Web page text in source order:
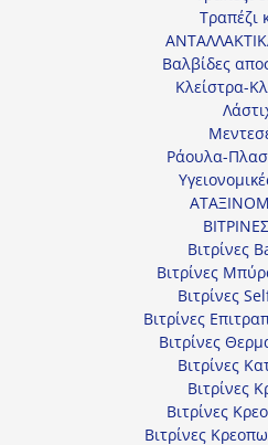
Τραπέζι
Βαλβίδες
Κλείστρα-
Ράουλα-
ΒΙΤΡΙΝΕΣ
Βιτρίνες
Βιτρίνες
Βιτρίνες
Βιτρίνες
Βιτρίνες
Βιτρίνες
Βιτρίνες
Βιτρίνες
Βιτρίνες